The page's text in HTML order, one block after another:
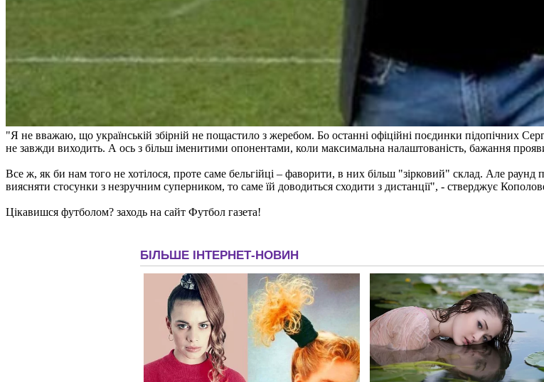
"Я не вважаю, що українській збірній не пощастило з жеребом. Бо останні офіційні поєдинки підопічних
не завжди виходить. А ось з більш іменитими опонентами, коли максимальна налаштованість, бажання
Все ж, як би нам того не хотілося, проте саме бельгійці – фаворити, в них більш "зірковий" склад. Але раунд
виясняти стосунки з незручним суперником, то саме їй доводиться сходити з дистанції", - стверджує
Цікавишся футболом? заходь на сайт Футбол газета!